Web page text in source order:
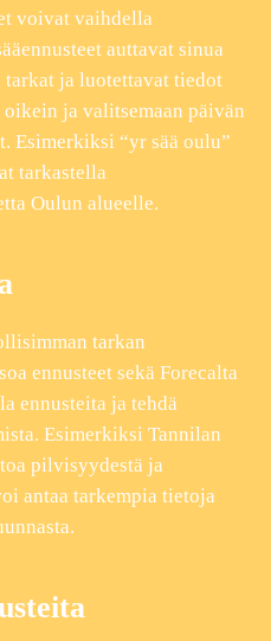
voivat vaihdella
auttavat sinua
tarkat ja luotettavat tiedot
ja valitsemaan päivän
Esimerkiksi “yr sää oulu”
tarkastella
Oulun alueelle.
tarkan
ennusteet sekä Forecalta
ennusteita ja tehdä
Esimerkiksi Tannilan
pilvisyydestä ja
antaa tarkempia tietoja